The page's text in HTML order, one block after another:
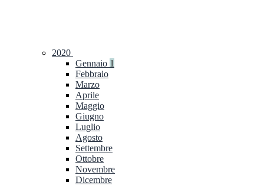
2020
Gennaio 1
Febbraio
Marzo
Aprile
Maggio
Giugno
Luglio
Agosto
Settembre
Ottobre
Novembre
Dicembre